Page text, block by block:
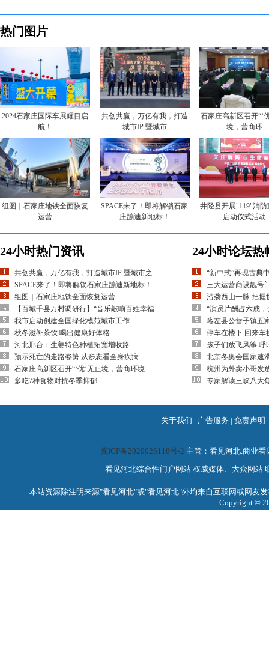
热门图片
2024石家庄国际车展耀目启
航！
共创共赢，万亿有我，打造
城市IP 暨城市
石家庄高新区召开“‘
境，营商环
组图｜石家庄地铁全面恢复
运营
SPACE来了！即将解锁石家
庄蹦迪新地标！
井陉县开展"119"消防
启动仪式活动
24小时热门资讯
共创共赢，万亿有我，打造城市IP 暨城市之
SPACE来了！即将解锁石家庄蹦迪新地标！
组图｜石家庄地铁全面恢复运营
【百城千县万村调研行】“音乐敲响百姓幸福
我市启动创建全国绿化模范城市工作
秋冬滋补茶饮 喝出健康好体格
河北邢台：生姜特色种植拓宽增收路
预示死亡的走路姿势 从步态看全身疾病
石家庄高新区召开“‘优’无止境，营商环境
多吃7种食物对抗冬季抑郁
24小时论坛热
“新中式”再现古典
三大运营商设靓号
沿袭西山一脉 把握
“演员片酬占六成
喀左县公营子镇五
停车在楼下 回来车
孩子们放飞风筝 呼
北京冬奥会国家速
杭州为外卖小哥发
专家解读三峡八大
关于我们 | 广告服务 | 免责声明
冀ICP备2020026118号-2 主管：看见河北.商业
看见河北综合性门户网站 权威媒体、大众网站
本站资源除注明来源"看见河北"或"看见河北"外均来自互联网或网友
Copyright ©